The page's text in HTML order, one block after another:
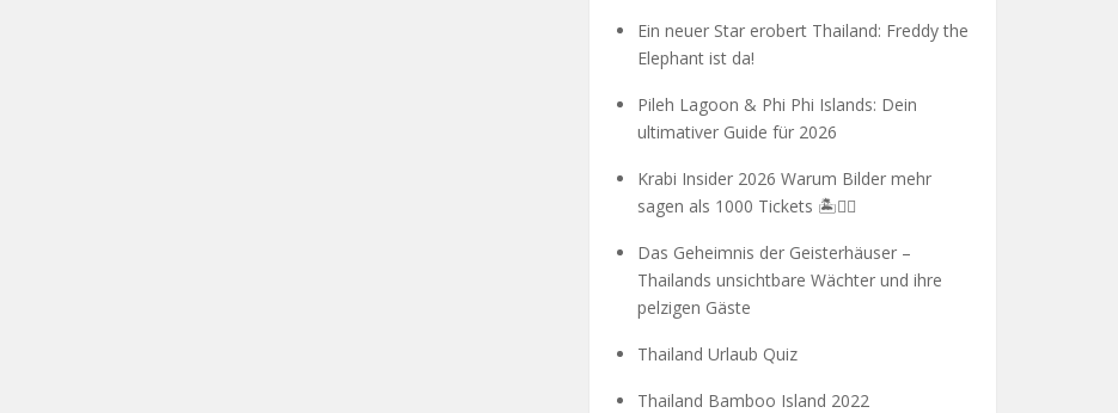
Ein neuer Star erobert Thailand: Freddy the
Elephant ist da!
Pileh Lagoon & Phi Phi Islands: Dein
ultimativer Guide für 2026
Krabi Insider 2026 Warum Bilder mehr
sagen als 1000 Tickets 🏝️🧗‍♂️
Das Geheimnis der Geisterhäuser –
Thailands unsichtbare Wächter und ihre
pelzigen Gäste
Thailand Urlaub Quiz
Thailand Bamboo Island 2022